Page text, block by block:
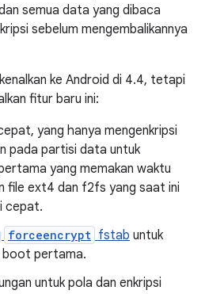
semua data yang dibaca
sebelum mengembalikannya
ke Android di 4.4, tetapi
fitur baru ini:
yang hanya mengenkripsi
pada partisi data untuk
yang memakan waktu
file ext4 dan f2fs yang saat ini
cepat.
forceencrypt fstab untuk
boot pertama.
untuk pola dan enkripsi